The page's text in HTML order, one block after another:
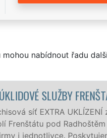
nabídnout řadu
SLUŽBY
síť EXTRA UKLÍZENÍ
pod Radhoštěm
i jednotlivce.